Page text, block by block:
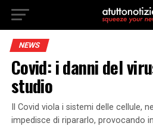
NEWS
Covid: i danni del
studio
Il Covid viola i sistemi delle cellule,
impedisce di ripararlo, provocando